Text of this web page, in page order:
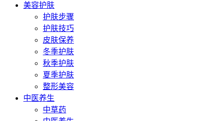
美容护肤
护肤步骤
护肤技巧
皮肤保养
冬季护肤
秋季护肤
夏季护肤
整形美容
中医养生
中草药